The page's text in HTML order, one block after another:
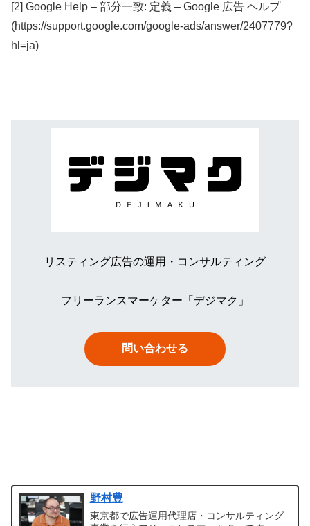
[2] Google Help – 部分一致: 定義 – Google 広告 ヘルプ
(https://support.google.com/google-ads/answer/2407779?
hl=ja)
リスティング広告の運用・コンサルティング
フリーランスマーケター「デジマク」
問い合わせる
野村豊
東京都で広告運用代理店・コンサルティング